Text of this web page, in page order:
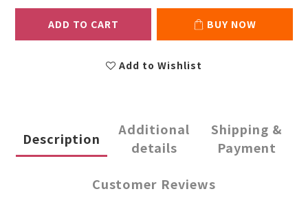
ADD TO CART BUY NOW
Add to Wishlist
Description
Additional
details
Shipping &
Payment
Customer Reviews